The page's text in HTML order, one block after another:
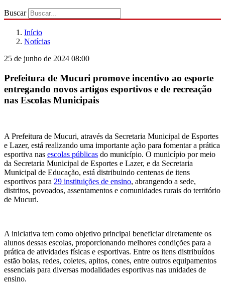
Buscar
Início
Notícias
25 de junho de 2024 08:00
Prefeitura de Mucuri promove incentivo ao esporte
entregando novos artigos esportivos e de recreação
nas Escolas Municipais
A Prefeitura de Mucuri, através da Secretaria Municipal de Esportes
e Lazer, está realizando uma importante ação para fomentar a prática
esportiva nas escolas públicas do município. O município por meio
da Secretaria Municipal de Esportes e Lazer, e da Secretaria
Municipal de Educação, está distribuindo centenas de itens
esportivos para 29 instituições de ensino, abrangendo a sede,
distritos, povoados, assentamentos e comunidades rurais do território
de Mucuri.
A iniciativa tem como objetivo principal beneficiar diretamente os
alunos dessas escolas, proporcionando melhores condições para a
prática de atividades físicas e esportivas. Entre os itens distribuídos
estão bolas, redes, coletes, apitos, cones, entre outros equipamentos
essenciais para diversas modalidades esportivas nas unidades de
ensino.